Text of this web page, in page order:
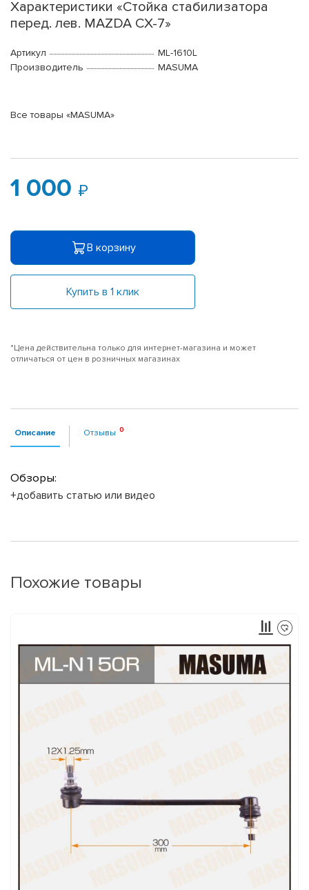
Характеристики «Стойка стабилизатора
перед. лев. MAZDA CX-7»
Артикул
ML-1610L
Производитель
MASUMA
Все товары «MASUMA»
1 000
В корзину
Купить в 1 клик
*Цена действительна только для интернет-магазина и может
отличаться от цен в розничных магазинах
Описание Отзывы
Обзоры:
+добавить статью или видео
Похожие товары